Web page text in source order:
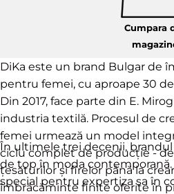
Cumpara
DiKa este un brand Bulgar de
pentru femei, cu aproape 30
Din 2017, face parte din E.
industria textilă. Procesul de
femei urmează un model
ciclu complet de producție -
țesăturilor și firelor până la
îmbrăcăminte finite oferite în
În ultimele trei decenii,
de top în moda
special pentru expertiza sa în